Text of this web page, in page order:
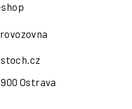
shop
Ostrava